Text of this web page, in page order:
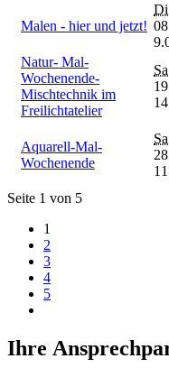
Malen - hier und jetzt!
Natur- Mal-
Wochenende-
Mischtechnik im
Freilichtatelier
Aquarell-Mal-
Wochenende
Seite 1 von 5
1
2
3
4
5
Ihre